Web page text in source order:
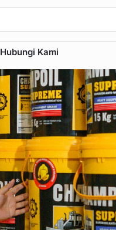
Hubungi Kami